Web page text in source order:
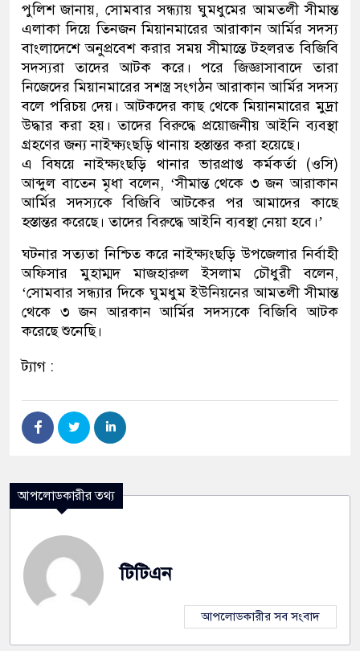
পুলিশ জানায়, সোমবার সন্ধ্যায় ঘুমধুমের আমতলী সীমান্ত
এলাকা দিয়ে তিনজন মিয়ানমারের আরাকান আর্মির সদস্য
বাংলাদেশে অনুপ্রবেশ করার সময় সীমান্তে টহলরত বিজিবি
সদস্যরা তাদের আটক করে। পরে জিজ্ঞাসাবাদে তারা
নিজেদের মিয়ানমারের সশস্ত্র সংগঠন আরাকান আর্মির সদস্য
বলে পরিচয় দেয়। আটকদের কাছ থেকে মিয়ানমারের মুদ্রা
উদ্ধার করা হয়। তাদের বিরুদ্ধে প্রয়োজনীয় আইনি ব্যবস্থা
গ্রহণের জন্য নাইক্ষ্যংছড়ি থানায় হস্তান্তর করা হয়েছে।
এ বিষয়ে নাইক্ষ্যংছড়ি থানার ভারপ্রাপ্ত কর্মকর্তা (ওসি)
আব্দুল বাতেন মৃধা বলেন, ‘সীমান্ত থেকে ৩ জন আরাকান
আর্মির সদস্যকে বিজিবি আটকের পর আমাদের কাছে
হস্তান্তর করেছে। তাদের বিরুদ্ধে আইনি ব্যবস্থা নেয়া হবে।’
ঘটনার সত্যতা নিশ্চিত করে নাইক্ষ্যংছড়ি উপজেলার নির্বাহী
অফিসার মুহাম্মদ মাজহারুল ইসলাম চৌধুরী বলেন,
‘সোমবার সন্ধ্যার দিকে ঘুমধুম ইউনিয়নের আমতলী সীমান্ত
থেকে ৩ জন আরকান আর্মির সদস্যকে বিজিবি আটক
করেছে শুনেছি।
ট্যাগ :
আপলোডকারীর তথ্য
টিটিএন
আপলোডকারীর সব সংবাদ